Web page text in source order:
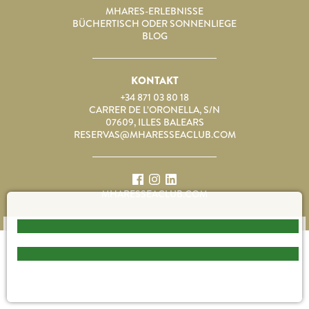
MHARES-ERLEBNISSE
BÜCHERTISCH ODER SONNENLIEGE
BLOG
KONTAKT
+34 871 03 80 18
CARRER DE L’ORONELLA, S/N
07609, ILLES BALEARS
RESERVAS@MHARESSEACLUB.COM
MHARESSEACLUB.COM